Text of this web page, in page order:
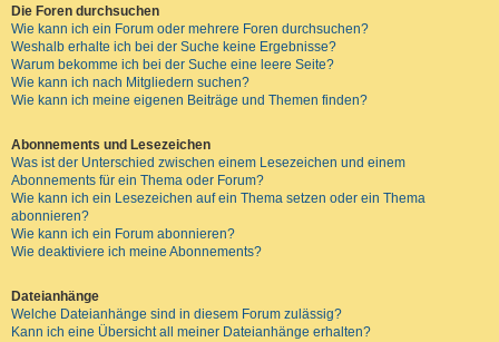
Die Foren durchsuchen
Wie kann ich ein Forum oder mehrere Foren durchsuchen?
Weshalb erhalte ich bei der Suche keine Ergebnisse?
Warum bekomme ich bei der Suche eine leere Seite?
Wie kann ich nach Mitgliedern suchen?
Wie kann ich meine eigenen Beiträge und Themen finden?
Abonnements und Lesezeichen
Was ist der Unterschied zwischen einem Lesezeichen und einem
Abonnements für ein Thema oder Forum?
Wie kann ich ein Lesezeichen auf ein Thema setzen oder ein Thema
abonnieren?
Wie kann ich ein Forum abonnieren?
Wie deaktiviere ich meine Abonnements?
Dateianhänge
Welche Dateianhänge sind in diesem Forum zulässig?
Kann ich eine Übersicht all meiner Dateianhänge erhalten?